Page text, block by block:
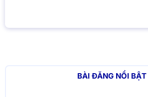
BÀI ĐĂNG NỔI BẬT